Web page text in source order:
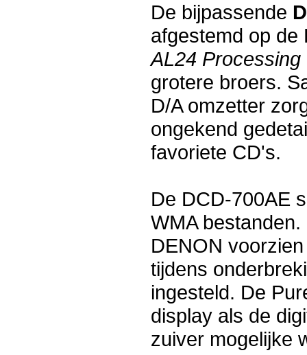
De bijpassende
afgestemd op de
AL24
grotere broers.
D/A omzetter
ongekend
favoriete CD's.
De DCD-700AE
WMA
DENON
tijdens
ingesteld. De
display als de
zuiver mogelijke